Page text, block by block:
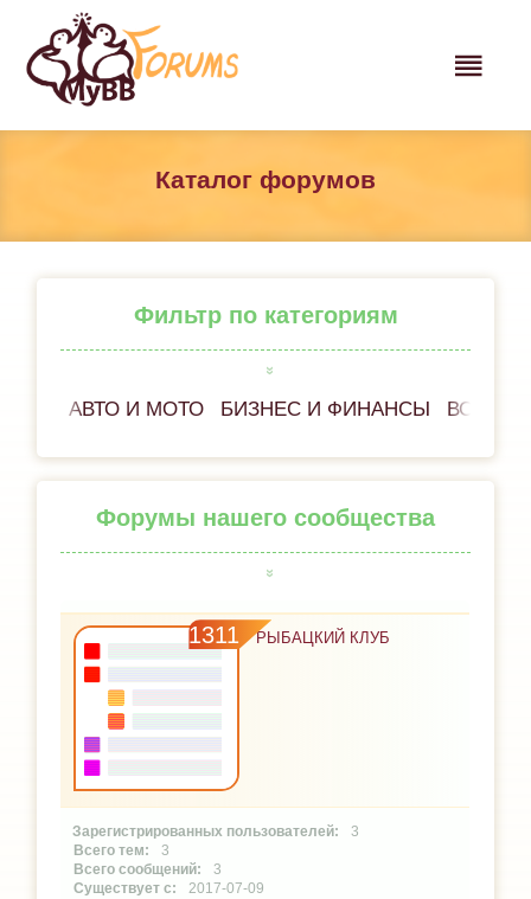
Каталог форумов
Фильтр по категориям
АВТО И МОТО БИЗНЕС И ФИНАНСЫ ВСЁ
Форумы нашего сообщества
1311 РЫБАЦКИЙ КЛУБ
3
3
3
2017-07-09